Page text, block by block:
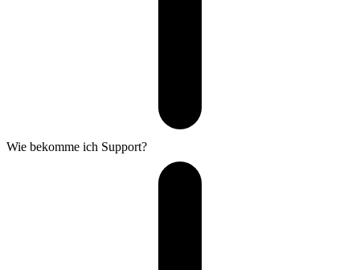
Wie bekomme ich Support?